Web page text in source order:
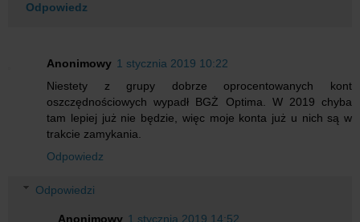
Odpowiedz
Anonimowy 1 stycznia 2019 10:22
Niestety z grupy dobrze oprocentowanych kont
oszczędnościowych wypadł BGŻ Optima. W 2019 chyba
tam lepiej już nie będzie, więc moje konta już u nich są w
trakcie zamykania.
Odpowiedz
Odpowiedzi
Anonimowy 1 stycznia 2019 14:52